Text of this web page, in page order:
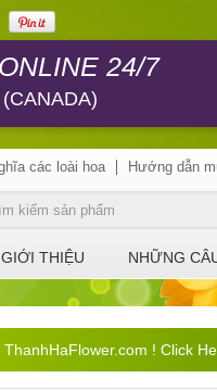
ONLINE 24/7
(CANADA)
các loài hoa Hướng dẫn
GIỚI THIỆU NHỮNG
! Click